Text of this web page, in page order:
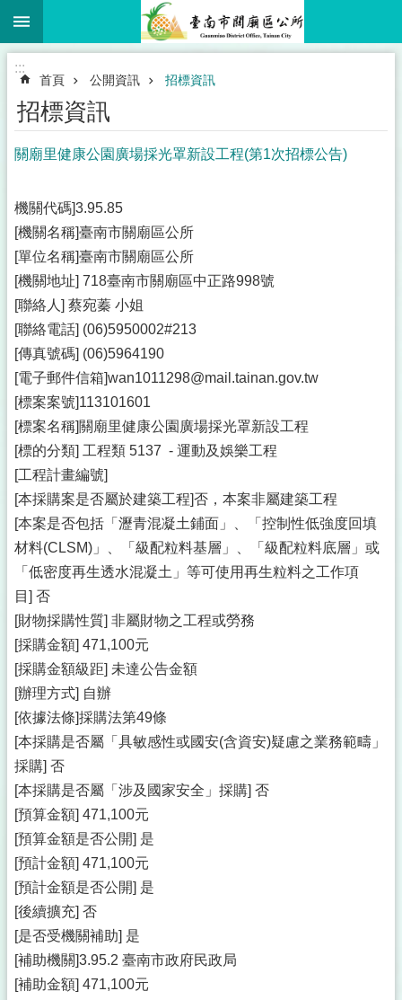
跳到主要內容區塊
:::
首頁 公開資訊 招標資訊
招標資訊
關廟里健康公園廣場採光罩新設工程(第1次招標公告)
機關代碼]3.95.85
[機關名稱]臺南市關廟區公所
[單位名稱]臺南市關廟區公所
[機關地址] 718臺南市關廟區中正路998號
[聯絡人] 蔡宛蓁 小姐
[聯絡電話] (06)5950002#213
[傳真號碼] (06)5964190
[電子郵件信箱]wan1011298@mail.tainan.gov.tw
[標案案號]113101601
[標案名稱]關廟里健康公園廣場採光罩新設工程
[標的分類] 工程類 5137 - 運動及娛樂工程
[工程計畫編號]
[本採購案是否屬於建築工程]否，本案非屬建築工程
[本案是否包括「瀝青混凝土鋪面」、「控制性低強度回填
材料(CLSM)」、「級配粒料基層」、「級配粒料底層」或
「低密度再生透水混凝土」等可使用再生粒料之工作項
目] 否
[財物採購性質] 非屬財物之工程或勞務
[採購金額] 471,100元
[採購金額級距] 未達公告金額
[辦理方式] 自辦
[依據法條]採購法第49條
[本採購是否屬「具敏感性或國安(含資安)疑慮之業務範疇」
採購] 否
[本採購是否屬「涉及國家安全」採購] 否
[預算金額] 471,100元
[預算金額是否公開] 是
[預計金額] 471,100元
[預計金額是否公開] 是
[後續擴充] 否
[是否受機關補助] 是
[補助機關]3.95.2 臺南市政府民政局
[補助金額] 471,100元